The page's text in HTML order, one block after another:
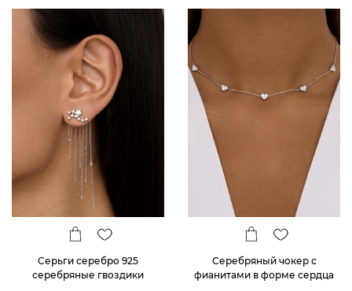
Серьги серебро 925
серебряные гвоздики
Серебряный чокер с
фианитами в форме сердца